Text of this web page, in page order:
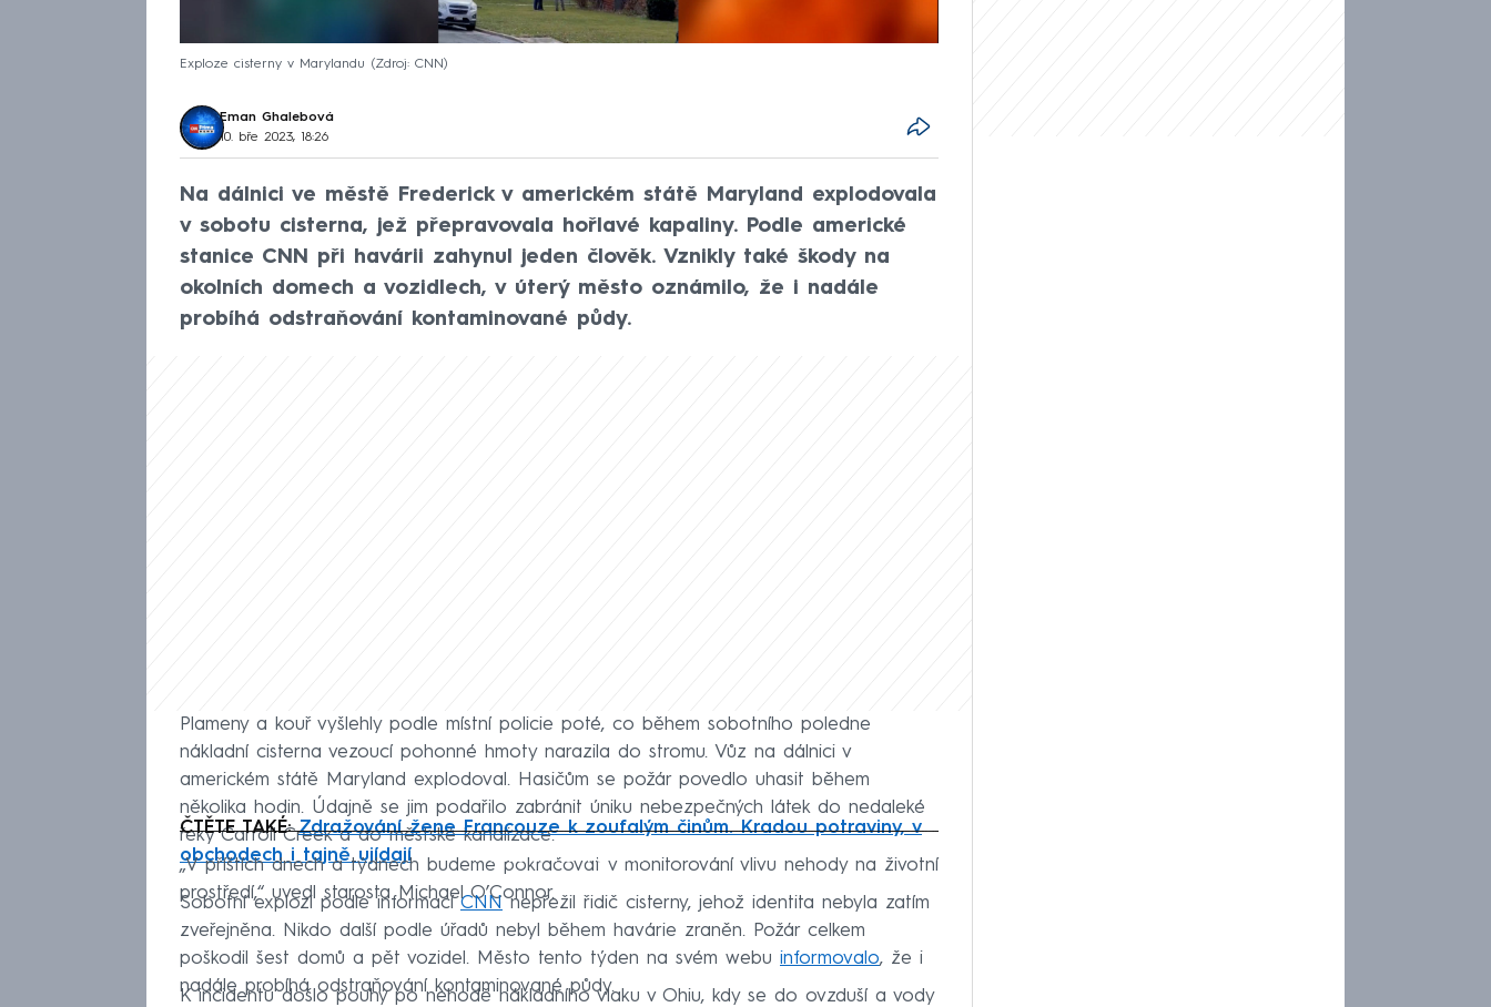
Exploze cisterny v Marylandu Zdroj: CNN
Eman Ghalebová
10. bře 2023, 18:26
Na dálnici ve městě Frederick v americkém státě Maryland explodovala
v sobotu cisterna, jež přepravovala hořlavé kapaliny. Podle americké
stanice CNN při havárii zahynul jeden člověk. Vznikly také škody na
okolních domech a vozidlech, v úterý město oznámilo, že i nadále
probíhá odstraňování kontaminované půdy.
Plameny a kouř vyšlehly podle místní policie poté, co během sobotního poledne
nákladní cisterna vezoucí pohonné hmoty narazila do stromu. Vůz na dálnici v
americkém státě Maryland explodoval. Hasičům se požár povedlo uhasit během
několika hodin. Údajně se jim podařilo zabránit úniku nebezpečných látek do nedaleké
řeky Carroll Creek a do městské kanalizace.
Failed to fetch
ČTĚTE TAKÉ:Zdražování žene Francouze k zoufalým činům. Kradou potraviny, v
obchodech i tajně ujídají
„V příštích dnech a týdnech budeme pokračovat v monitorování vlivu nehody na životní
prostředí,“ uvedl starosta Michael O’Connor.
Sobotní explozi podle informacíCNNnepřežil řidič cisterny, jehož identita nebyla zatím
zveřejněna. Nikdo další podle úřadů nebyl během havárie zraněn. Požár celkem
poškodil šest domů a pět vozidel. Město tento týden na svém webu informovalo, že i
nadále probíhá odstraňování kontaminované půdy.
K incidentu došlo pouhý po nehodě nákladního vlaku v Ohiu, kdy se do ovzduší a vody